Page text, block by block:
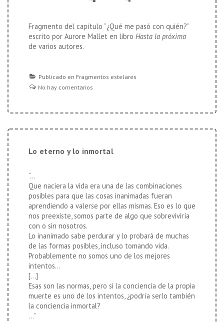
Fragmento del capítulo “¿Qué me pasó con quién?”
escrito por Aurore Mallet en libro Hasta la próxima
de varios autores.
Publicado en Fragmentos estelares
No hay comentarios
Lo eterno y lo inmortal
“…
Que naciera la vida era una de las combinaciones
posibles para que las cosas inanimadas fueran
aprendiendo a valerse por ellas mismas. Eso es lo que
nos preexiste, somos parte de algo que sobreviviría
con o sin nosotros.
Lo inanimado sabe perdurar y lo probará de muchas
de las formas posibles, incluso tomando vida.
Probablemente no somos uno de los mejores
intentos…
[…]
Esas son las normas, pero si la conciencia de la propia
muerte es uno de los intentos, ¿podría serlo también
la conciencia inmortal?
…”